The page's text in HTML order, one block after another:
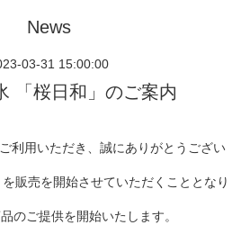
News
03-31 15:00:00
「桜日和」のご案内
利用いただき、誠にありがとうござい
販売を開始させていただくこととなり
のご提供を開始いたします。